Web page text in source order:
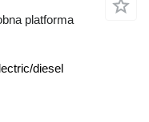
platforma
diesel